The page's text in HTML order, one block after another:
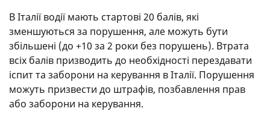
В Італії водії мають стартові 20 балів, які
зменшуються за порушення, але можуть бути
збільшені (до +10 за 2 роки без порушень). Втрата
всіх балів призводить до необхідності перездавати
іспит та заборони на керування в Італії. Порушення
можуть призвести до штрафів, позбавлення прав
або заборони на керування.